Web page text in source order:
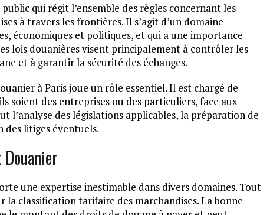
qui régit l’ensemble des règles concernant les
à travers les frontières. Il s’agit d’un domaine
économiques et politiques, et qui a une importance
lois douanières visent principalement à contrôler les
et à garantir la sécurité des échanges.
à Paris joue un rôle essentiel. Il est chargé de
soient des entreprises ou des particuliers, face aux
l’analyse des législations applicables, la préparation de
des litiges éventuels.
une expertise inestimable dans divers domaines. Tout
la classification tarifaire des marchandises. La bonne